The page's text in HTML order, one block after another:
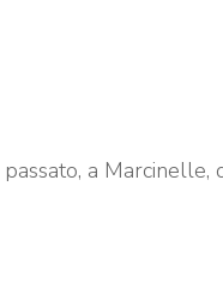
a Marcinelle,